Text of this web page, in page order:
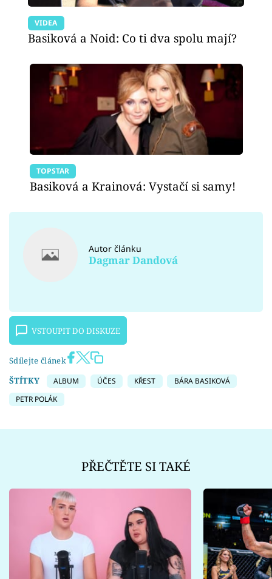
VIDEA
Basiková a Noid: Co ti dva spolu mají?
TOPSTAR
Basiková a Krainová: Vystačí si samy!
Autor článku
Dagmar Dandová
VSTOUPIT DO DISKUZE
Sdílejte článek
ŠTÍTKY
ALBUM ÚČES KŘEST
BÁRA BASIKOVÁ
PETR POLÁK
PŘEČTĚTE SI TAKÉ